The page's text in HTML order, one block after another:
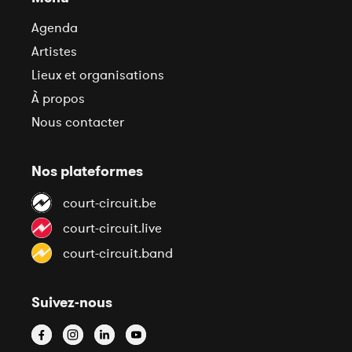
Agenda
Artistes
Lieux et organisations
À propos
Nous contacter
Nos plateformes
court-circuit.be
court-circuit.live
court-circuit.band
Suivez-nous